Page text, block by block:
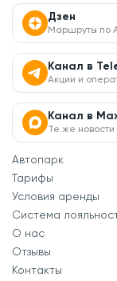
Дзен
Маршруты по
Канал в
Акции и
Канал в
Те же
Автопарк
Тарифы
Условия аренды
Система
О нас
Отзывы
Контакты